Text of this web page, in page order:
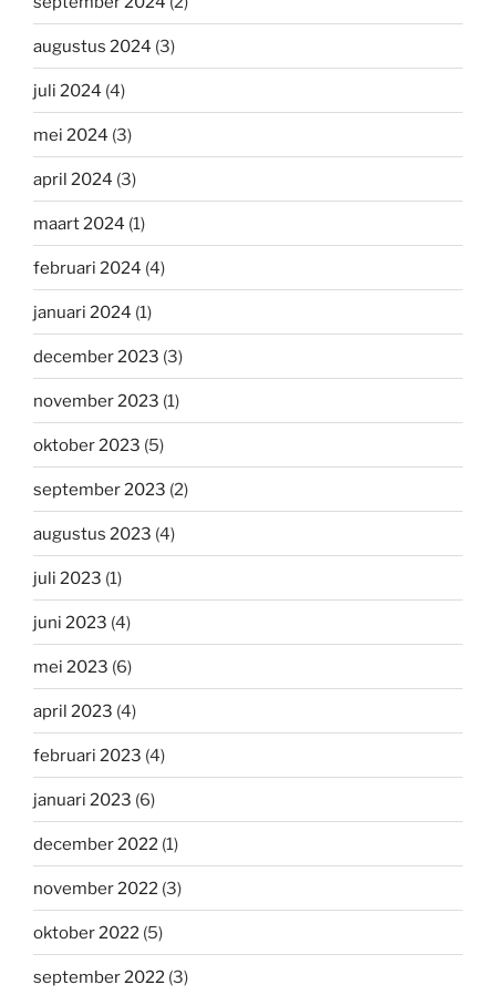
augustus 2024 (3)
juli 2024 (4)
mei 2024 (3)
april 2024 (3)
maart 2024 (1)
februari 2024 (4)
januari 2024 (1)
december 2023 (3)
november 2023 (1)
oktober 2023 (5)
september 2023 (2)
augustus 2023 (4)
juli 2023 (1)
juni 2023 (4)
mei 2023 (6)
april 2023 (4)
februari 2023 (4)
januari 2023 (6)
december 2022 (1)
november 2022 (3)
oktober 2022 (5)
september 2022 (3)